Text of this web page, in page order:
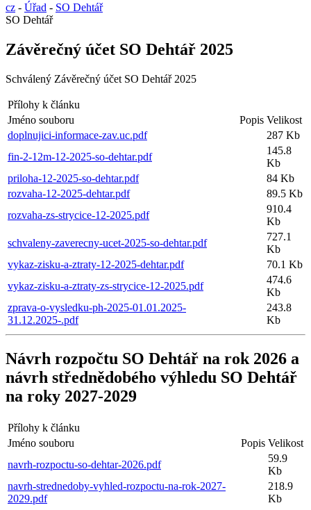
cz - Úřad - SO Dehtář
SO Dehtář
Závěrečný účet SO Dehtář 2025
Schválený Závěrečný účet SO Dehtář 2025
Přílohy k článku
Jméno souboru
Popis Velikost
doplnujici-informace-zav.uc.pdf
287 Kb
fin-2-12m-12-2025-so-dehtar.pdf
145.8
Kb
priloha-12-2025-so-dehtar.pdf
84 Kb
rozvaha-12-2025-dehtar.pdf
89.5 Kb
rozvaha-zs-strycice-12-2025.pdf
910.4
Kb
schvaleny-zaverecny-ucet-2025-so-dehtar.pdf
727.1
Kb
vykaz-zisku-a-ztraty-12-2025-dehtar.pdf
70.1 Kb
vykaz-zisku-a-ztraty-zs-strycice-12-2025.pdf
474.6
Kb
zprava-o-vysledku-ph-2025-01.01.2025-
31.12.2025-.pdf
243.8
Kb
Návrh rozpočtu SO Dehtář na rok 2026 a
návrh střednědobého výhledu SO Dehtář
na roky 2027-2029
Přílohy k článku
Jméno souboru
Popis Velikost
navrh-rozpoctu-so-dehtar-2026.pdf
59.9
Kb
navrh-strednedoby-vyhled-rozpoctu-na-rok-2027-
2029.pdf
218.9
Kb